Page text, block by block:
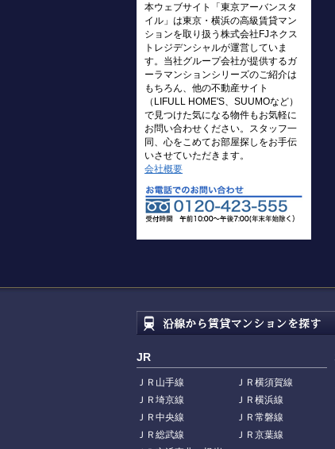
本ウェブサイト「東京アーバンスタ
イル」は東京・横浜の高級賃貸マン
ションを取り扱う株式会社FJネクス
トレジデンシャルが運営していま
す。当社グループ会社が提供するガ
ーラマンションシリーズのご紹介は
もちろん、他の不動産サイト
（LIFULL HOME'S、SUUMOなど）
で見つけた気になる物件もお気軽に
お問い合わせください。スタッフ一
同、心をこめてお部屋探しをお手伝
いさせていただきます。
会社概要
JR
ＪＲ山手線
ＪＲ横須賀線
ＪＲ埼京線
ＪＲ横浜線
ＪＲ中央線
ＪＲ常磐線
ＪＲ総武線
ＪＲ京葉線